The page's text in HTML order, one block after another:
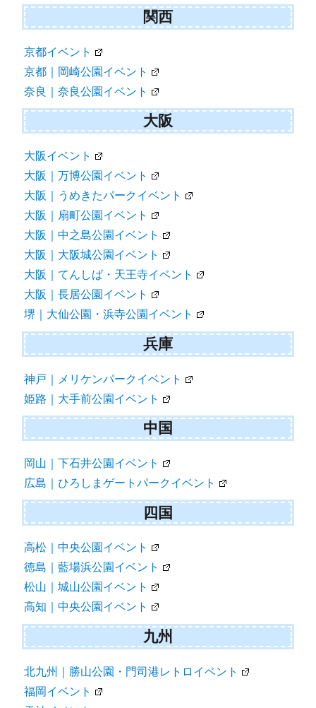
関西
京都イベント
京都｜岡崎公園イベント
奈良｜奈良公園イベント
大阪
大阪イベント
大阪｜万博公園イベント
大阪｜うめきたパークイベント
大阪｜扇町公園イベント
大阪｜中之島公園イベント
大阪｜大阪城公園イベント
大阪｜てんしば・天王寺イベント
大阪｜長居公園イベント
堺｜大仙公園・浜寺公園イベント
兵庫
神戸｜メリケンパークイベント
姫路｜大手前公園イベント
中国
岡山｜下石井公園イベント
広島｜ひろしまゲートパークイベント
四国
高松｜中央公園イベント
徳島｜藍場浜公園イベント
松山｜城山公園イベント
高知｜中央公園イベント
九州
北九州｜勝山公園・門司港レトロイベント
福岡イベント